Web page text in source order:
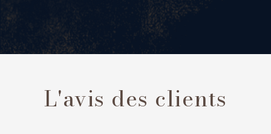
L'avis des clients